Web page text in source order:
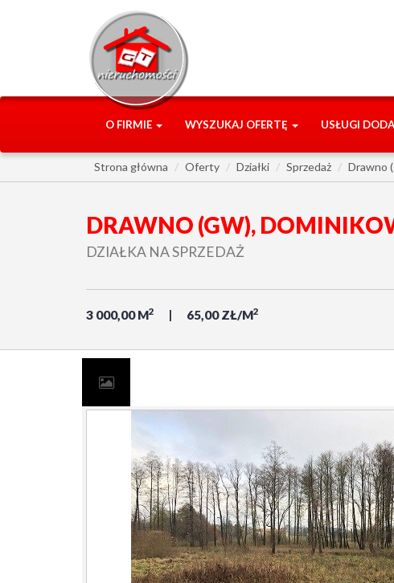
O FIRMIE WYSZUKAJ OFERTĘ USŁUGI
Strona główna Oferty Działki Sprzedaż Drawno
DRAWNO (GW),
DZIAŁKA NA SPRZEDAŻ
3 000,00 M2 65,00 ZŁ/M2